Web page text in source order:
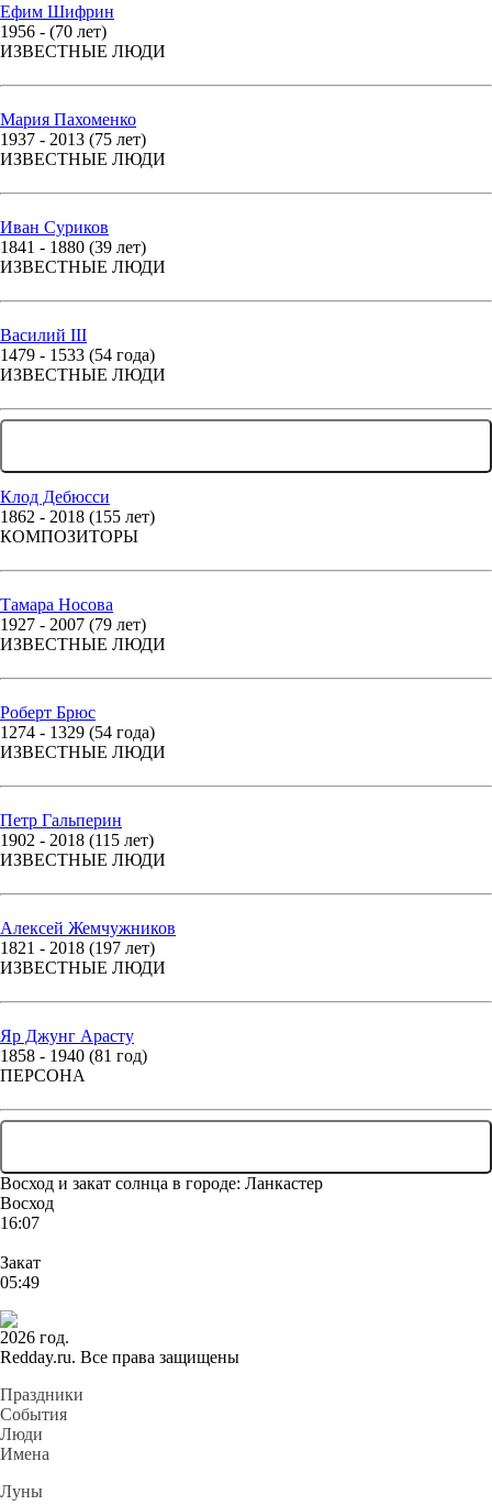
Ефим Шифрин
1956 - (70 лет)
ИЗВЕСТНЫЕ ЛЮДИ
Мария Пахоменко
1937 - 2013 (75 лет)
ИЗВЕСТНЫЕ ЛЮДИ
Иван Суриков
1841 - 1880 (39 лет)
ИЗВЕСТНЫЕ ЛЮДИ
Василий III
1479 - 1533 (54 года)
ИЗВЕСТНЫЕ ЛЮДИ
Клод Дебюсси
1862 - 2018 (155 лет)
КОМПОЗИТОРЫ
Тамара Носова
1927 - 2007 (79 лет)
ИЗВЕСТНЫЕ ЛЮДИ
Роберт Брюс
1274 - 1329 (54 года)
ИЗВЕСТНЫЕ ЛЮДИ
Петр Гальперин
1902 - 2018 (115 лет)
ИЗВЕСТНЫЕ ЛЮДИ
Алексей Жемчужников
1821 - 2018 (197 лет)
ИЗВЕСТНЫЕ ЛЮДИ
Яр Джунг Арасту
1858 - 1940 (81 год)
ПЕРСОНА
Восход и закат солнца в городе: Ланкастер
Восход
16:07
Закат
05:49
2026 год.
Redday.ru. Все права защищены
Праздники
События
Люди
Имена
Луны